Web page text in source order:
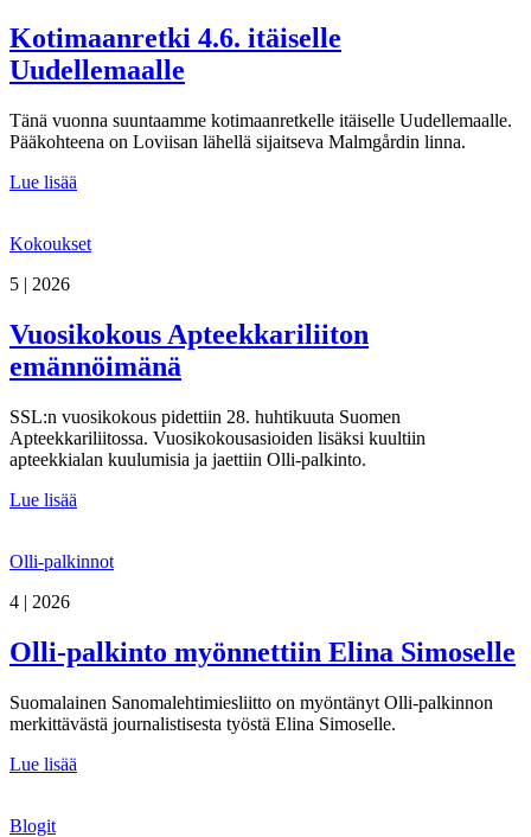
Kotimaanretki 4.6. itäiselle
Uudellemaalle
Tänä vuonna suuntaamme kotimaanretkelle itäiselle Uudellemaalle.
Pääkohteena on Loviisan lähellä sijaitseva Malmgårdin linna.
Lue lisää
Kokoukset
5 | 2026
Vuosikokous Apteekkariliiton
emännöimänä
SSL:n vuosikokous pidettiin 28. huhtikuuta Suomen
Apteekkariliitossa. Vuosikokousasioiden lisäksi kuultiin
apteekkialan kuulumisia ja jaettiin Olli-palkinto.
Lue lisää
Olli-palkinnot
4 | 2026
Olli-palkinto myönnettiin Elina Simoselle
Suomalainen Sanomalehtimiesliitto on myöntänyt Olli-palkinnon
merkittävästä journalistisesta työstä Elina Simoselle.
Lue lisää
Blogit